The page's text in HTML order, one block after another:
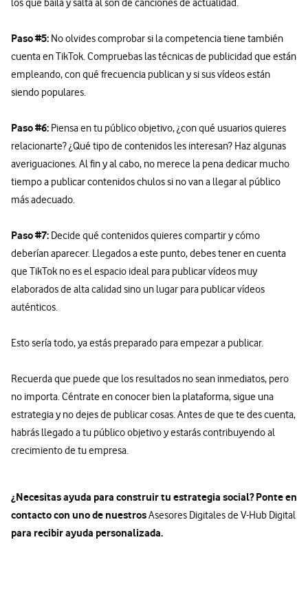
los que baila y salta al son de canciones de actualidad.
Paso #5: No olvides comprobar si la competencia tiene también
cuenta en TikTok. Compruebas las técnicas de publicidad que están
empleando, con qué frecuencia publican y si sus vídeos están
siendo populares.
Paso #6: Piensa en tu público objetivo, ¿con qué usuarios quieres
relacionarte? ¿Qué tipo de contenidos les interesan? Haz algunas
averiguaciones. Al fin y al cabo, no merece la pena dedicar mucho
tiempo a publicar contenidos chulos si no van a llegar al público
más adecuado.
Paso #7: Decide qué contenidos quieres compartir y cómo
deberían aparecer. Llegados a este punto, debes tener en cuenta
que TikTok no es el espacio ideal para publicar vídeos muy
elaborados de alta calidad sino un lugar para publicar vídeos
auténticos.
Esto sería todo, ya estás preparado para empezar a publicar.
Recuerda que puede que los resultados no sean inmediatos, pero
no importa. Céntrate en conocer bien la plataforma, sigue una
estrategia y no dejes de publicar cosas. Antes de que te des cuenta,
habrás llegado a tu público objetivo y estarás contribuyendo al
crecimiento de tu empresa.
¿Necesitas ayuda para construir tu estrategia social? Ponte en
contacto con uno de nuestrosAsesores Digitales de V-Hub Digital
para recibir ayuda personalizada.